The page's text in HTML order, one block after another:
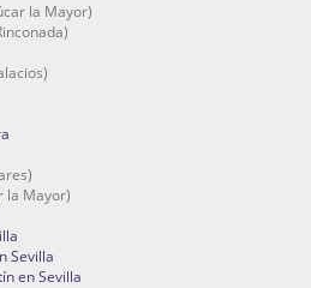
la Mayor)
la Mayor)
Sevilla
en Sevilla